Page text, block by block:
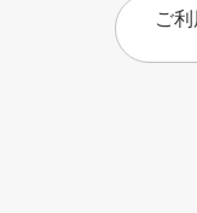
ご